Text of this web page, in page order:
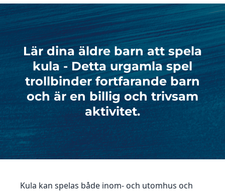
Lär dina äldre barn att spela
kula - Detta urgamla spel
trollbinder fortfarande barn
och är en billig och trivsam
aktivitet.
Kula kan spelas både inom- och utomhus och